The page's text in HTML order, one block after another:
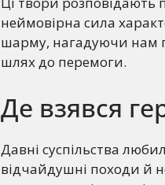
неймовірна сила
шарму, нагадуючи нам
шлях до перемоги.
Де взявся
Давні суспільства
відчайдушні походи й